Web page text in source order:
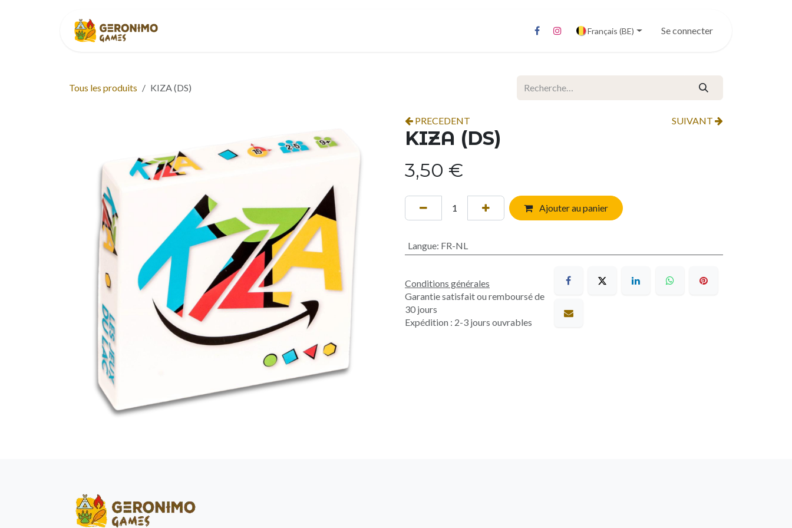
Français (BE) Se connecter
Tous les produits KIZA (DS)
PRECEDENT SUIVANT
KIZA (DS)
3,50 €
Ajouter au panier
Langue: FR-NL
Conditions générales
Garantie satisfait ou remboursé de
30 jours
Expédition : 2-3 jours ouvrables